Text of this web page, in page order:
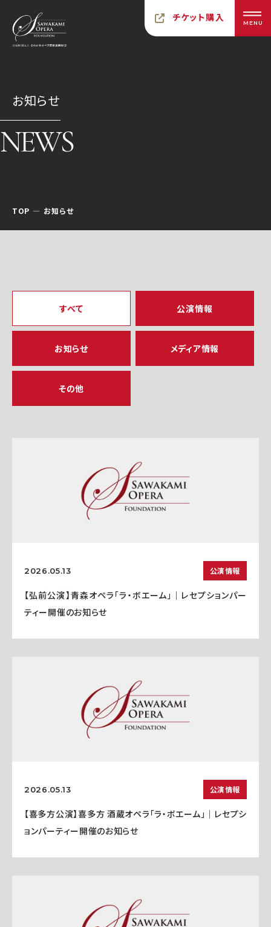
チケット購入 MENU
お知らせ
NEWS
TOP お知らせ
すべて 公演情報
お知らせ メディア情報
その他
2026.05.13 公演情報
【弘前公演】青森オペラ「ラ・ボエーム」｜レセプションパー
ティー開催のお知らせ
2026.05.13 公演情報
【喜多方公演】喜多方 酒蔵オペラ「ラ・ボエーム」｜レセプシ
ョンパーティー開催のお知らせ